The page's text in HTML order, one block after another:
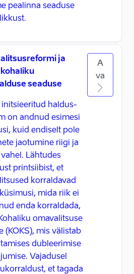
pealinna seaduse
ja
seaduse
haldus-
on andnud esimesi
kuid endiselt pole
jaotumine riigi ja
Lähtudes
printsiibist, et
korraldavad
mida riik ei
enda korraldada,
omavalitsuse
(KOKS), mis välistab
dubleerimise
Vajadusel
et tagada
A
va